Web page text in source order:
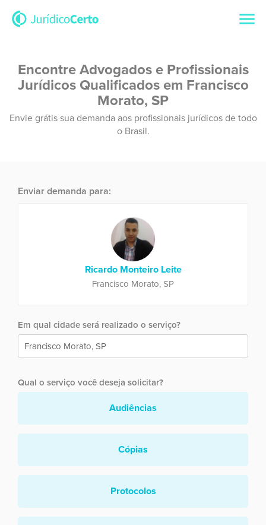
Encontre Advogados e Profissionais
Jurídicos Qualificados em Francisco
Morato, SP
Envie grátis sua demanda aos profissionais jurídicos de todo
o Brasil.
Enviar demanda para:
Ricardo Monteiro Leite
Francisco Morato, SP
Em qual cidade será realizado o serviço?
Qual o serviço você deseja solicitar?
Audiências
Cópias
Protocolos